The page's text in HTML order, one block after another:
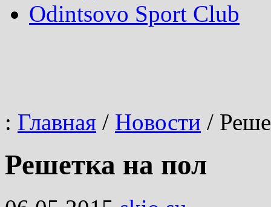
Odintsovo Sport Club
: Главная / Новости /
Решетка на пол